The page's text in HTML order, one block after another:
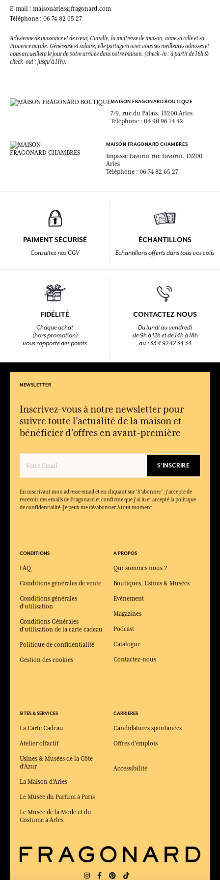
E-mail : maisonarles@fragonard.com
Téléphone : 06 74 82 65 27
Arlésienne de naissance et de cœur, Camille, la maîtresse de maison, aime sa ville et sa
Provence natale. Généreuse et solaire, elle partagera avec vous ses meilleures adresses et
vous accueillera le jour de votre arrivée dans notre maison. (check-in : à partir de 16h &
check-out : jusqu'à 11h).
MAISON FRAGONARD BOUTIQUE
7/9, rue du Palais. 13200 Arles
Téléphone : 04 90 96 14 42
MAISON FRAGONARD CHAMBRES
Impasse Favorin rue Favorin. 13200
Arles
Téléphone : 06 74 82 65 27
PAIMENT SÉCURISÉ
Consultez nos CGV
ÉCHANTILLONS
Echantillons offerts dans tous vos colis
FIDÉLITÉ
Chaque achat
(hors promotion)
vous rapporte des points
CONTACTEZ-NOUS
Du lundi au vendredi
de 9h à 12h et de 14h à 18h
au +33 4 92 42 34 34
NEWSLETTER
Inscrivez-vous à notre newsletter pour
suivre toute l'actualité de la maison et
bénéficier d’offres en avant-première
S'INSCRIRE
En inscrivant mon adresse email et en cliquant sur ‘S’abonner’, j'accepte de
recevoir des emails de Fragonard et confirme que j'ai lu et accepté la politique
de confidentialité. Je peux me désabonner à tout moment.
CONDITIONS
FAQ
Conditions générales de vente
Conditions générales
d'utilisation
Conditions Générales
d'utilisation de la carte cadeau
Politique de confidentialité
Gestion des cookies
SITES & SERVICES
La Carte Cadeau
Atelier olfactif
Usines & Musées de la Côte
d'Azur
La Maison d'Arles
Le Musée du Parfum à Paris
Le Musée de la Mode et du
Costume à Arles
A PROPOS
Qui sommes nous ?
Boutiques, Usines & Musées
Evénement
Magazines
Podcast
Catalogue
Contactez-nous
CARRIÈRES
Candidatures spontanées
Offres d'emplois
Accessibilité